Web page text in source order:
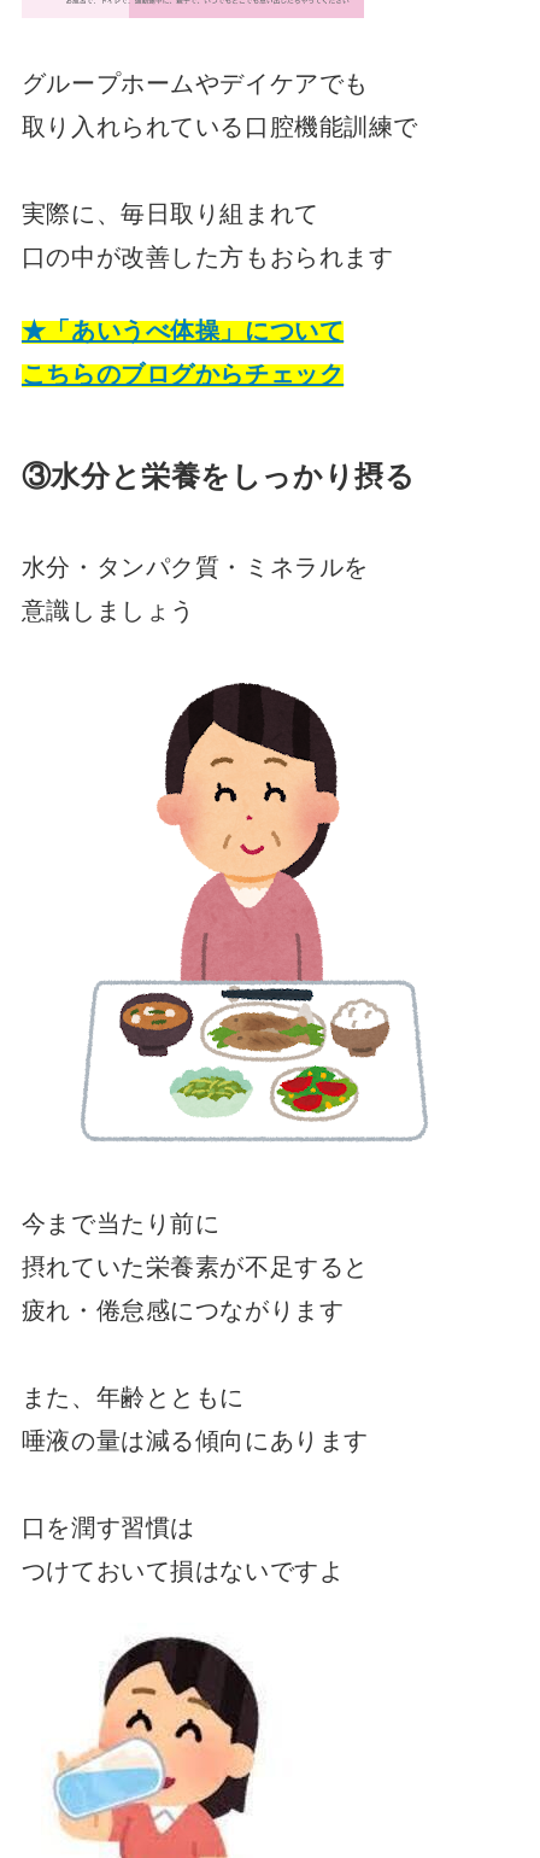
グループホームやデイケアでも
取り入れられている口腔機能訓練で
実際に、毎日取り組まれて
口の中が改善した方もおられます
★「あいうべ体操」について
こちらのブログからチェック
③水分と栄養をしっかり摂る
水分・タンパク質・ミネラルを
意識しましょう
今まで当たり前に
摂れていた栄養素が不足すると
疲れ・倦怠感につながります
また、年齢とともに
唾液の量は減る傾向にあります
口を潤す習慣は
つけておいて損はないですよ